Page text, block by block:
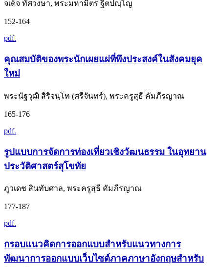
จเด็จ ทัศวงษา, พระมหามิตร ฐิตปญฺโญ
152-164
pdf.
คุณสมบัติของพระนักเผยแผ่ที่พึงประสงค์ในสังคมยุค
ใหม่
พระนัฐวุฒิ สิริจนฺโท (ศรีจันทร์), พระครูสุธี คัมภีรญาณ
165-176
pdf.
รูปแบบการจัดการท่องเที่ยวเชิงวัฒนธรรม ในอุทยาน
ประวัติศาสตร์สุโขทัย
ภูวเดช สินทับศาล, พระครูสุธี คัมภีรญาณ
177-187
pdf.
กรอบแนวคิดการออกแบบสำหรับแนวทางการ
พัฒนาการออกแบบเว็บไซต์ภาคภาษาอังกฤษสำหรับ